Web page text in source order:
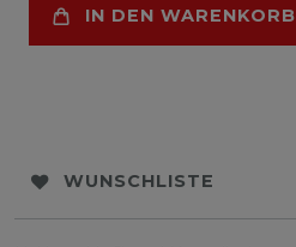
IN DEN WARENKORB
WUNSCHLISTE